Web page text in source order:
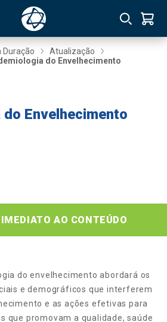
Duração
Atualização
do Envelhecimento
Envelhecimento
AO CONTEÚDO
do envelhecimento abordará os
e demográficos que interferem
e as ações efetivas para
que promovam a qualidade, saúde